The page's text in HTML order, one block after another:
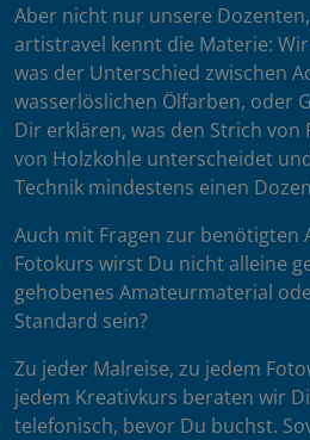
Aber nicht nur unsere
artistravel kennt die Materie:
was der Unterschied zwischen
wasserlöslichen Ölfarben, oder
Dir erklären, was den Strich von
von Holzkohle unterscheidet
Technik mindestens einen
Auch mit Fragen zur benötigten
Fotokurs wirst Du nicht alleine
gehobenes Amateurmaterial
Standard sein?
Zu jeder Malreise, zu jedem
jedem Kreativkurs beraten wir
telefonisch, bevor Du buchst.